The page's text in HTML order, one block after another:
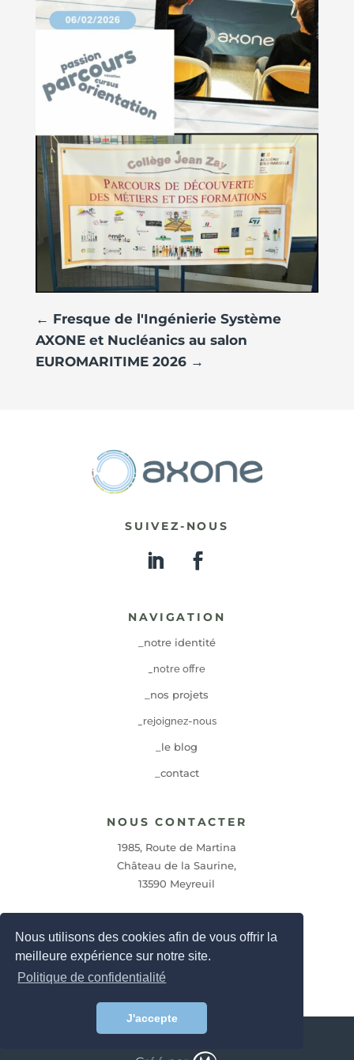
Nous utilisons des cookies afin de vous offrir la
meilleure expérience sur notre site.
Politique de confidentialité
J'accepte
← Fresque de l'Ingénierie Système
AXONE et Nucléanics au salon
EUROMARITIME 2026→
SUIVEZ-NOUS
NAVIGATION
_notre identité
_notre offre
_nos projets
_rejoignez-nous
_le blog
_contact
NOUS CONTACTER
1985, Route de Martina
Château de la Saurine,
13590 Meyreuil
© 2026 AXONE –Mentions légales